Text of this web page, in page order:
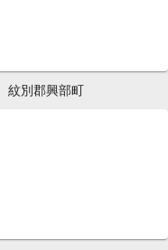
紋別郡興部町